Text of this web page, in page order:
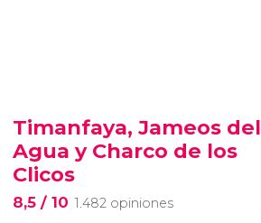
Timanfaya, Jameos del
Agua y Charco de los
Clicos
8,5 / 10 1.482 opiniones